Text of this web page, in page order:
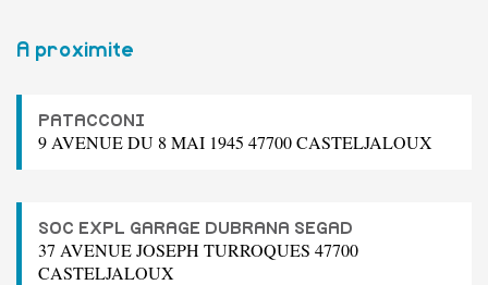
A proximite
PATACCONI
9 AVENUE DU 8 MAI 1945 47700 CASTELJALOUX
SOC EXPL GARAGE DUBRANA SEGAD
37 AVENUE JOSEPH TURROQUES 47700
CASTELJALOUX